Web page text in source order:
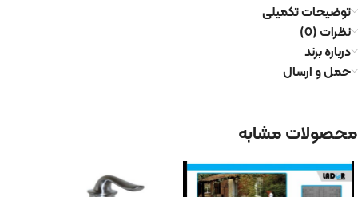
توضیحات تکمیلی
نظرات (0)
درباره برند
حمل و ارسال
محصولات مشابه